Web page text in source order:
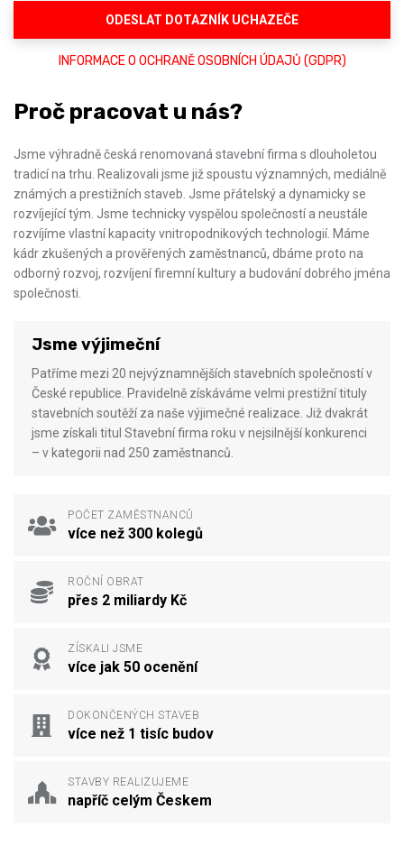
INFORMACE O OCHRANĚ OSOBNÍCH ÚDAJŮ (GDPR)
ODESLAT DOTAZNÍK UCHAZEČE
Proč pracovat u nás?
Jsme výhradně česká renomovaná stavební firma s dlouholetou
tradicí na trhu. Realizovali jsme již spoustu významných, mediálně
známých a prestižních staveb. Jsme přátelský a dynamicky se
rozvíjející tým. Jsme technicky vyspělou společností a neustále
rozvíjíme vlastní kapacity vnitropodnikových technologií. Máme
kádr zkušených a prověřených zaměstnanců, dbáme proto na
odborný rozvoj, rozvíjení firemní kultury a budování dobrého jména
společnosti.
Jsme výjimeční
Patříme mezi 20 nejvýznamnějších stavebních společností v
České republice. Pravidelně získáváme velmi prestižní tituly
stavebních soutěží za naše výjimečné realizace. Již dvakrát
jsme získali titul Stavební firma roku v nejsilnější konkurenci
– v kategorii nad 250 zaměstnanců.
POČET ZAMĚSTNANCŮ
více než 300 kolegů
ROČNÍ OBRAT
přes 2 miliardy Kč
ZÍSKALI JSME
více jak 50 ocenění
DOKONČENÝCH STAVEB
více než 1 tisíc budov
STAVBY REALIZUJEME
napříč celým Českem